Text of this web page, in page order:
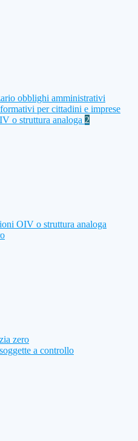
obblighi amministrativi
per cittadini e imprese
o struttura analoga 2
OIV o struttura analoga
zero
a controllo